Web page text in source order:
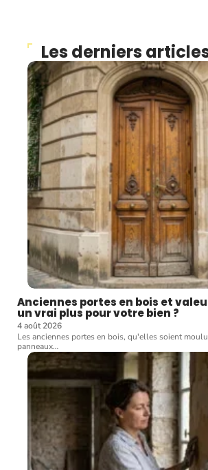
Les derniers
Anciennes portes en bois et
un vrai plus pour votre bien ?
4 août 2026
Les anciennes portes en bois, qu'elles soient
panneaux…